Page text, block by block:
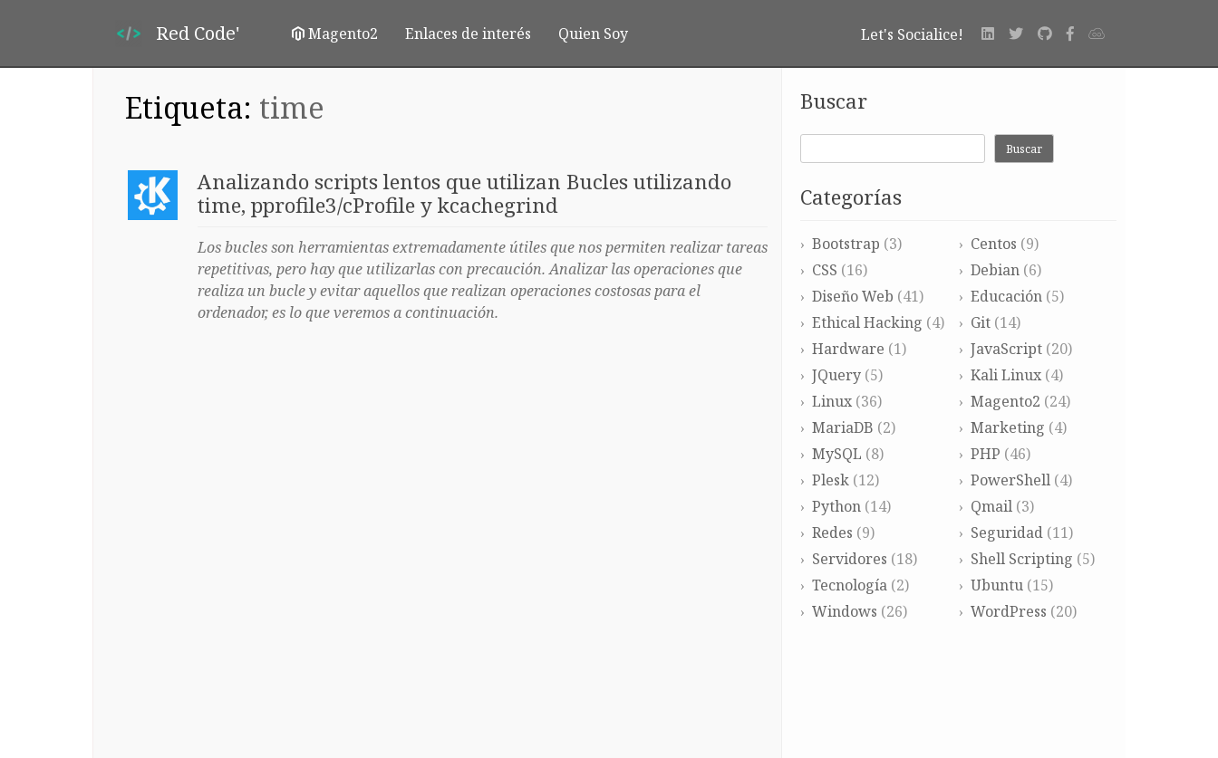
Red Code' Magento2 Enlaces de interés Quien Soy Let's Socialice!
Etiqueta: time
Analizando scripts lentos que utilizan Bucles utilizando
time, pprofile3/cProfile y kcachegrind
Los bucles son herramientas extremadamente útiles que nos permiten realizar tareas
repetitivas, pero hay que utilizarlas con precaución. Analizar las operaciones que
realiza un bucle y evitar aquellos que realizan operaciones costosas para el
ordenador, es lo que veremos a continuación.
Buscar
Buscar
Categorías
Bootstrap (3) Centos (9)
CSS (16) Debian(6)
Diseño Web (41) Educación(5)
Ethical Hacking (4) Git(14)
Hardware (1) JavaScript(20)
JQuery (5) Kali Linux(4)
Linux (36) Magento2 (24)
MariaDB (2) Marketing (4)
MySQL (8) PHP (46)
Plesk (12) PowerShell(4)
Python (14) Qmail(3)
Redes (9) Seguridad(11)
Servidores (18) Shell Scripting (5)
Tecnología (2) Ubuntu(15)
Windows (26) WordPress (20)